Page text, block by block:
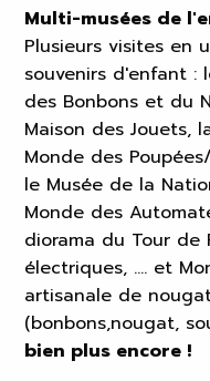
Multi-musées de
Plusieurs visites en
souvenirs d'enfant :
des Bonbons et du
Maison des Jouets,
Monde des
le Musée de la
Monde des
diorama du Tour de
électriques, .... et
artisanale de
(bonbons,nougat,
bien plus encore !